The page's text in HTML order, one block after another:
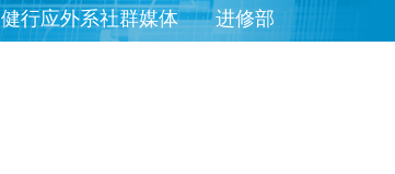
健行应外系社群媒体 进修部